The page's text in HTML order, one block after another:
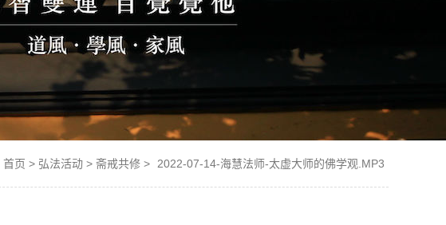
首页 > 弘法活动 > 斋戒共修 > 2022-07-14-海慧法师-太虚大师的佛学观.MP3